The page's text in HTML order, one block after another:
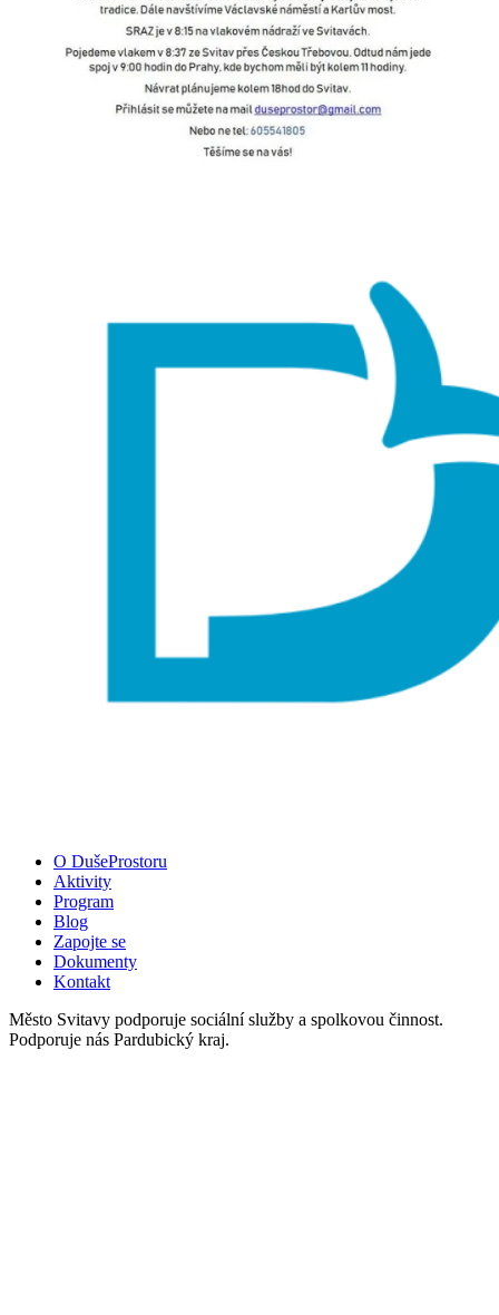
O DušeProstoru
Aktivity
Program
Blog
Zapojte se
Dokumenty
Kontakt
Město Svitavy podporuje sociální služby a spolkovou činnost.
Podporuje nás Pardubický kraj.